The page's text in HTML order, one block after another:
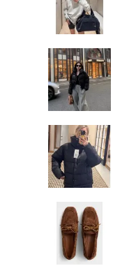
$134.44 $256.89
Ganni 动物印花T恤